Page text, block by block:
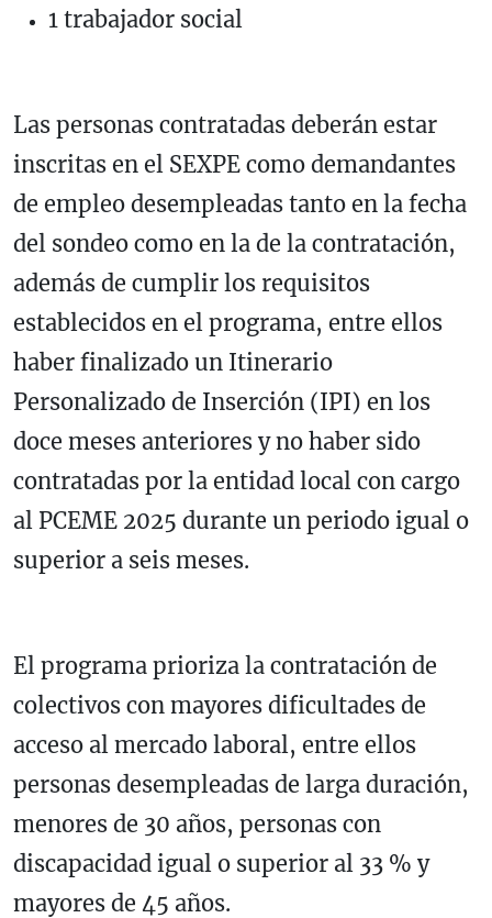
1 trabajador social
Las personas contratadas deberán estar
inscritas en el SEXPE como demandantes
de empleo desempleadas tanto en la fecha
del sondeo como en la de la contratación,
además de cumplir los requisitos
establecidos en el programa, entre ellos
haber finalizado un Itinerario
Personalizado de Inserción (IPI) en los
doce meses anteriores y no haber sido
contratadas por la entidad local con cargo
al PCEME 2025 durante un periodo igual o
superior a seis meses.
El programa prioriza la contratación de
colectivos con mayores dificultades de
acceso al mercado laboral, entre ellos
personas desempleadas de larga duración,
menores de 30 años, personas con
discapacidad igual o superior al 33 % y
mayores de 45 años.